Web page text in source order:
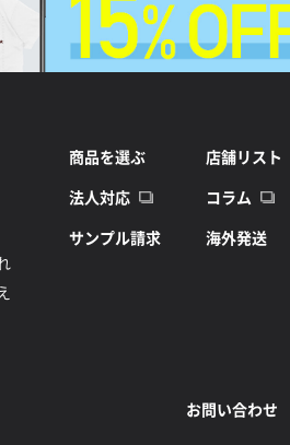
商品を選ぶ
法人対応
サンプル請求
店舗リスト
コラム
海外発送
お問い合わせ